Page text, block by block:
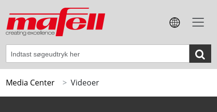
Media Center Videoer